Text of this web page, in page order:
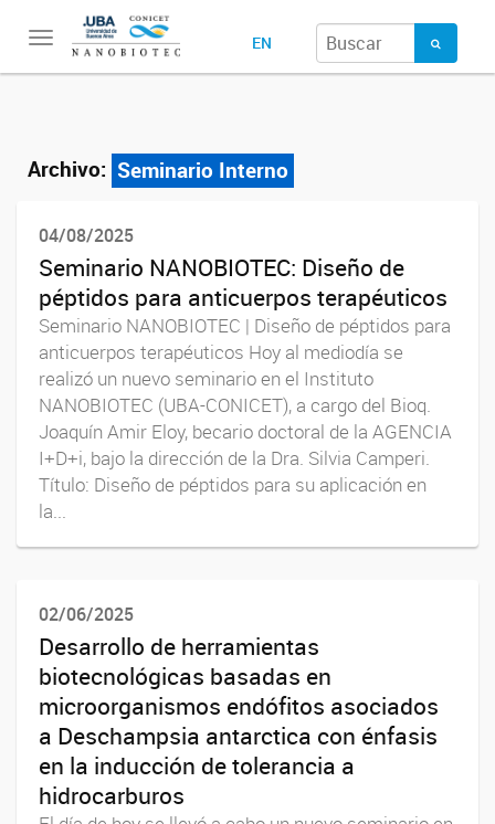
Toggle
navigation
EN
Archivo: Seminario Interno
04/08/2025
Seminario NANOBIOTEC: Diseño de
péptidos para anticuerpos terapéuticos
Seminario NANOBIOTEC | Diseño de péptidos para
anticuerpos terapéuticos Hoy al mediodía se
realizó un nuevo seminario en el Instituto
NANOBIOTEC (UBA-CONICET), a cargo del Bioq.
Joaquín Amir Eloy, becario doctoral de la AGENCIA
I+D+i, bajo la dirección de la Dra. Silvia Camperi.
Título: Diseño de péptidos para su aplicación en
la...
02/06/2025
Desarrollo de herramientas
biotecnológicas basadas en
microorganismos endófitos asociados
a Deschampsia antarctica con énfasis
en la inducción de tolerancia a
hidrocarburos